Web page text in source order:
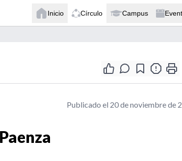
Inicio Círculo Campus
Publicado el 20 de noviembre de